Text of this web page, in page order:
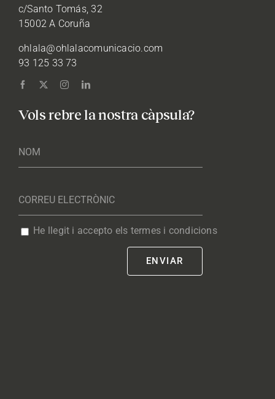
c/Santo Tomás, 32
15002 A Coruña
ohlala@ohlalacomunicacio.com
93 125 33 73
Vols rebre la nostra càpsula?
He llegit i accepto els termes i condicions